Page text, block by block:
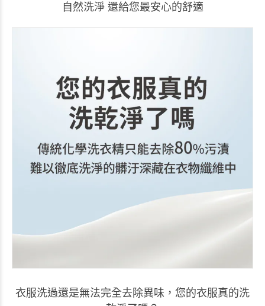
自然洗淨 還給您最安心的舒適
衣服洗過還是無法完全去除異味，您的衣服真的洗